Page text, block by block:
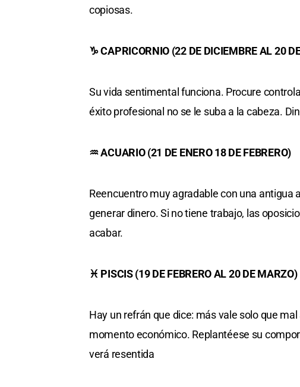
copiosas.
♑ CAPRICORNIO (22 DE DICIEMBRE AL 20
Su vida sentimental funciona. Procure
éxito profesional no se le suba a la cabeza.
♒ ACUARIO (21 DE ENERO 18 DE FEBRERO)
Reencuentro muy agradable con una
generar dinero. Si no tiene trabajo, las
acabar.
♓ PISCIS (19 DE FEBRERO AL 20 DE MARZO)
Hay un refrán que dice: más vale solo que
momento económico. Replantéese su
verá resentida